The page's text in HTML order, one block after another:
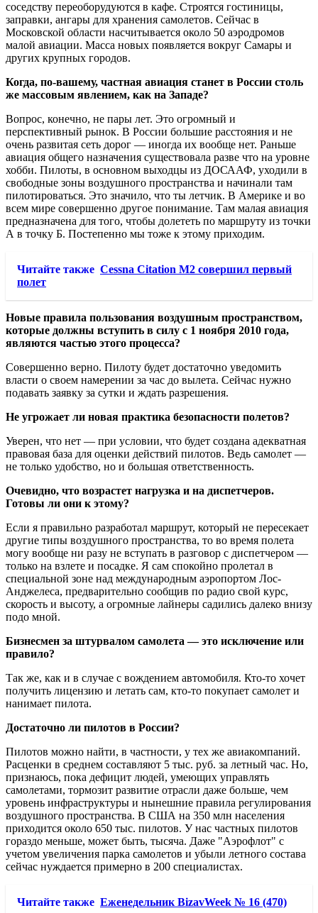
соседству переоборудуются в кафе. Строятся гостиницы,
заправки, ангары для хранения самолетов. Сейчас в
Московской области насчитывается около 50 аэродромов
малой авиации. Масса новых появляется вокруг Самары и
других крупных городов.
Когда, по-вашему, частная авиация станет в России столь
же массовым явлением, как на Западе?
Вопрос, конечно, не пары лет. Это огромный и
перспективный рынок. В России большие расстояния и не
очень развитая сеть дорог — иногда их вообще нет. Раньше
авиация общего назначения существовала разве что на уровне
хобби. Пилоты, в основном выходцы из ДОСААФ, уходили в
свободные зоны воздушного пространства и начинали там
пилотироваться. Это значило, что ты летчик. В Америке и во
всем мире совершенно другое понимание. Там малая авиация
предназначена для того, чтобы долететь по маршруту из точки
А в точку Б. Постепенно мы тоже к этому приходим.
Читайте также Cessna Citation M2 совершил первый
полет
Новые правила пользования воздушным пространством,
которые должны вступить в силу с 1 ноября 2010 года,
являются частью этого процесса?
Совершенно верно. Пилоту будет достаточно уведомить
власти о своем намерении за час до вылета. Сейчас нужно
подавать заявку за сутки и ждать разрешения.
Не угрожает ли новая практика безопасности полетов?
Уверен, что нет — при условии, что будет создана адекватная
правовая база для оценки действий пилотов. Ведь самолет —
не только удобство, но и большая ответственность.
Очевидно, что возрастет нагрузка и на диспетчеров.
Готовы ли они к этому?
Если я правильно разработал маршрут, который не пересекает
другие типы воздушного пространства, то во время полета
могу вообще ни разу не вступать в разговор с диспетчером —
только на взлете и посадке. Я сам спокойно пролетал в
специальной зоне над международным аэропортом Лос-
Анджелеса, предварительно сообщив по радио свой курс,
скорость и высоту, а огромные лайнеры садились далеко внизу
подо мной.
Бизнесмен за штурвалом самолета — это исключение или
правило?
Так же, как и в случае с вождением автомобиля. Кто-то хочет
получить лицензию и летать сам, кто-то покупает самолет и
нанимает пилота.
Достаточно ли пилотов в России?
Пилотов можно найти, в частности, у тех же авиакомпаний.
Расценки в среднем составляют 5 тыс. руб. за летный час. Но,
признаюсь, пока дефицит людей, умеющих управлять
самолетами, тормозит развитие отрасли даже больше, чем
уровень инфраструктуры и нынешние правила регулирования
воздушного пространства. В США на 350 млн населения
приходится около 650 тыс. пилотов. У нас частных пилотов
гораздо меньше, может быть, тысяча. Даже "Аэрофлот" с
учетом увеличения парка самолетов и убыли летного состава
сейчас нуждается примерно в 200 специалистах.
Читайте также Еженедельник BizavWeek № 16 (470)